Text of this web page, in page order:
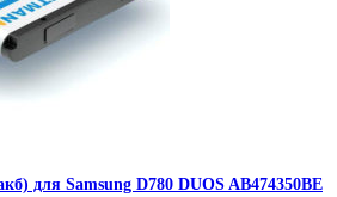
для Samsung D780 DUOS AB474350BE